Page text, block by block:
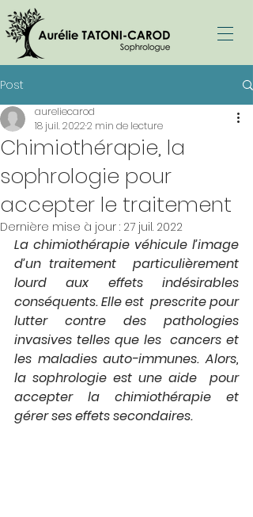
Post
Chimiothérapie, la
sophrologie pour
accepter le traitement
aureliecarod
18 juil. 20222 min de lecture
Dernière mise à jour : 27 juil. 2022
La chimiothérapie véhicule l’image
d’un traitement  particulièrement
lourd aux effets indésirables
conséquents. Elle est  prescrite pour
lutter contre des pathologies
invasives telles que les  cancers et
les maladies auto-immunes. Alors,
la sophrologie est une aide  pour
accepter la chimiothérapie et
gérer ses effets secondaires.